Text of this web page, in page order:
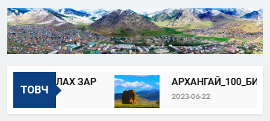
ТОВЧ
ЗАР
2023-06-22